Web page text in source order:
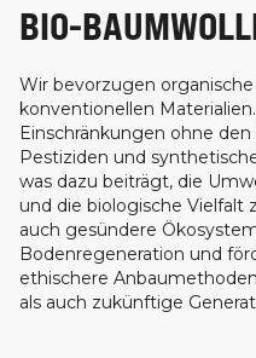
BIO-
Wir bevorzugen
konventionellen
Einschränkungen ohne
Pestiziden und
was dazu beiträgt, die
und die biologische Vielfalt
auch gesündere
Bodenregeneration und
ethischere
als auch zukünftige